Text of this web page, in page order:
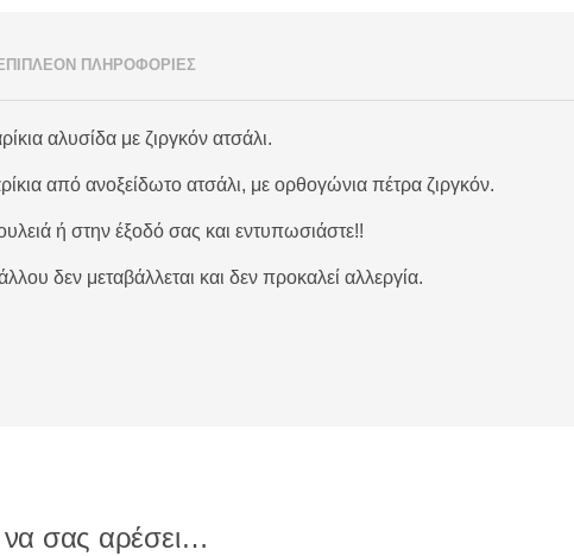
ΕΠΙΠΛΕΟΝ ΠΛΗΡΟΦΟΡΙΕΣ
αλυσίδα με ζιργκόν ατσάλι.
από ανοξείδωτο ατσάλι, με ορθογώνια πέτρα ζιργκόν.
ή στην έξοδό σας και εντυπωσιάστε!!
δεν μεταβάλλεται και δεν προκαλεί αλλεργία.
σας αρέσει…